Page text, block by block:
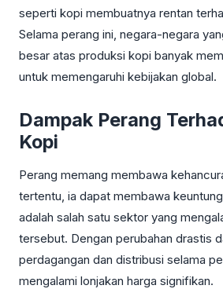
seperti kopi membuatnya rentan
Selama perang ini, negara-negara
besar atas produksi kopi banyak
untuk memengaruhi kebijakan global.
Dampak Perang
Kopi
Perang memang membawa
tertentu, ia dapat membawa
adalah salah satu sektor yang
tersebut. Dengan perubahan drastis
perdagangan dan distribusi selama
mengalami lonjakan harga signifikan.